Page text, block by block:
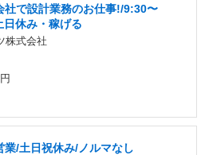
社で設計業務のお仕事!/9:30〜
休み・稼げる
株式会社
/土日祝休み/ノルマなし